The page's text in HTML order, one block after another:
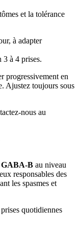
et la tolérance
à adapter
3 à 4 prises.
progressivement en
Ajustez toujours sous
nous au
GABA-B au niveau
responsables des
les spasmes et
quotidiennes